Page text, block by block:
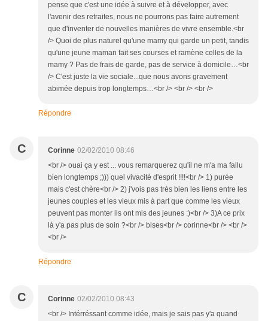
pense que c'est une idée à suivre et à développer, avec
l'avenir des retraites, nous ne pourrons pas faire autrement
que d'inventer de nouvelles manières de vivre ensemble.<br
/> Quoi de plus naturel qu'une mamy qui garde un petit, tandis
qu'une jeune maman fait ses courses et ramène celles de la
mamy ? Pas de frais de garde, pas de service à domicile…<br
/> C'est juste la vie sociale...que nous avons gravement
abimée depuis trop longtemps…<br /> <br /> <br />
Répondre
C Corinne 02/02/2010 08:46
<br /> ouai ça y est ... vous remarquerez qu'il ne m'a ma fallu
bien longtemps ;))) quel vivacité d'esprit !!!!<br /> 1) purée
mais c'est chère<br /> 2) j'vois pas très bien les liens entre les
jeunes couples et les vieux mis à part que comme les vieux
peuvent pas monter ils ont mis des jeunes :)<br /> 3)A ce prix
là y'a pas plus de soin ?<br /> bises<br /> corinne<br /> <br />
<br />
Répondre
C Corinne 02/02/2010 08:43
<br /> Intérréssant comme idée, mais je sais pas y'a quand